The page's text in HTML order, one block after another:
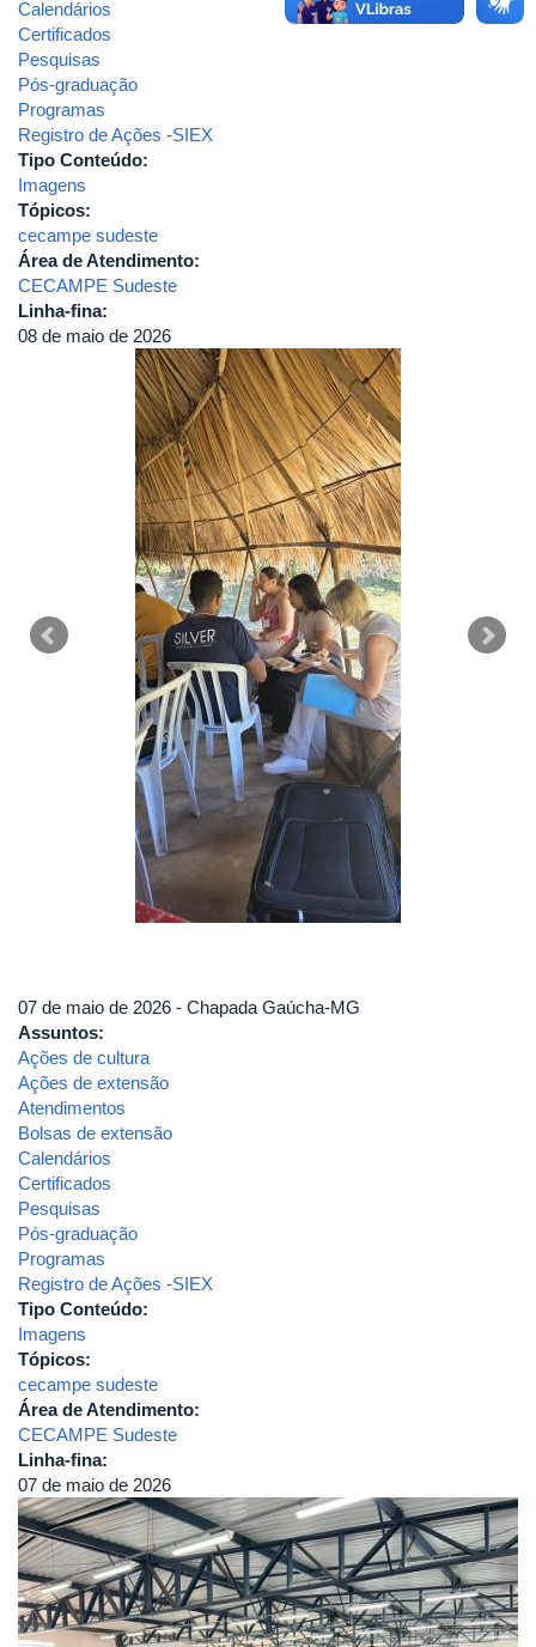
Calendários
Certificados
Pesquisas
Pós-graduação
Programas
Registro de Ações -SIEX
Tipo Conteúdo:
Imagens
Tópicos:
cecampe sudeste
Área de Atendimento:
CECAMPE Sudeste
Linha-fina:
08 de maio de 2026
07 de maio de 2026 - Chapada Gaúcha-MG
Assuntos:
Ações de cultura
Ações de extensão
Atendimentos
Bolsas de extensão
Calendários
Certificados
Pesquisas
Pós-graduação
Programas
Registro de Ações -SIEX
Tipo Conteúdo:
Imagens
Tópicos:
cecampe sudeste
Área de Atendimento:
CECAMPE Sudeste
Linha-fina:
07 de maio de 2026